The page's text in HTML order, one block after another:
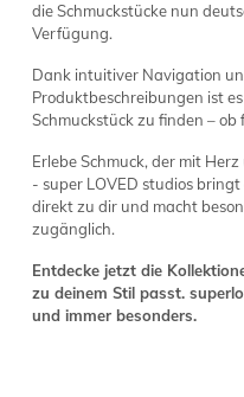
die Schmuckstücke nun
Verfügung.
Dank intuitiver Navigation
Produktbeschreibungen ist
Schmuckstück zu finden – ob
Erlebe Schmuck, der mit
- super LOVED studios
direkt zu dir und macht
zugänglich.
Entdecke jetzt die
zu deinem Stil passt.
und immer besonders.